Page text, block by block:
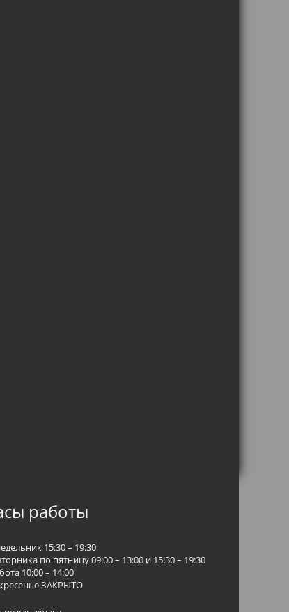
работы
15:30 – 19:30
по пятницу 09:00 – 13:00 и 15:30 – 19:30
10:00 – 14:00
ЗАКРЫТО